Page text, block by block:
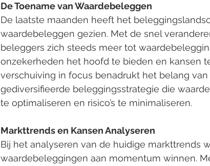
De Toename van Waardebeleggen
De laatste maanden heeft het
waardebeleggen gezien. Met de snel
beleggers zich steeds meer tot
onzekerheden het hoofd te bieden en kansen
verschuiving in focus benadrukt het belang
gediversifieerde beleggingsstrategie die
te optimaliseren en risico’s te minimaliseren.
Markttrends en Kansen Analyseren
Bij het analyseren van de huidige markttrends
waardebeleggingen aan momentum winnen.